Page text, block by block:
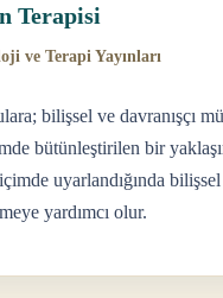
Terapisi
ve Terapi Yayınları
bilişsel ve davranışçı
bütünleştirilen bir
uyarlandığında
yardımcı olur.